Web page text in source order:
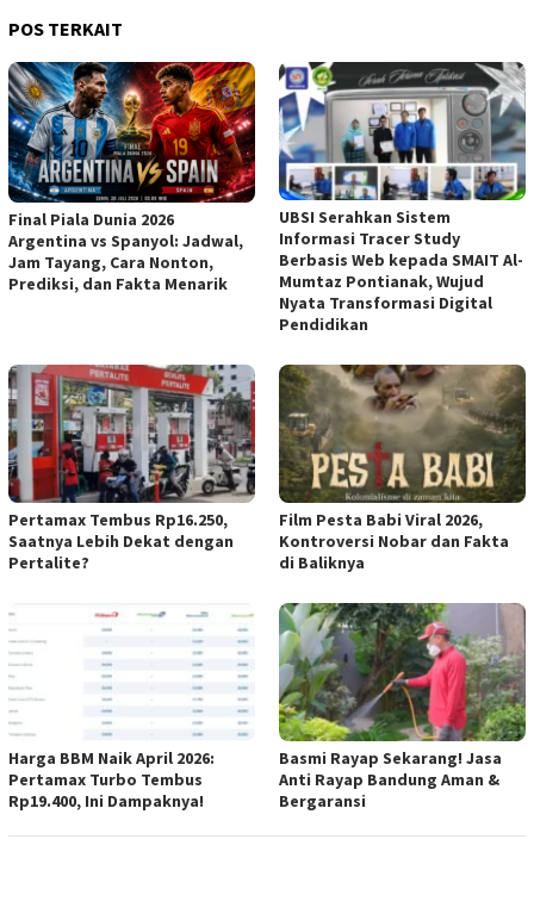
POS TERKAIT
Final Piala Dunia 2026
Argentina vs Spanyol: Jadwal,
Jam Tayang, Cara Nonton,
Prediksi, dan Fakta Menarik
UBSI Serahkan Sistem
Informasi Tracer Study
Berbasis Web kepada SMAIT Al-
Mumtaz Pontianak, Wujud
Nyata Transformasi Digital
Pendidikan
Pertamax Tembus Rp16.250,
Saatnya Lebih Dekat dengan
Pertalite?
Film Pesta Babi Viral 2026,
Kontroversi Nobar dan Fakta
di Baliknya
Harga BBM Naik April 2026:
Pertamax Turbo Tembus
Rp19.400, Ini Dampaknya!
Basmi Rayap Sekarang! Jasa
Anti Rayap Bandung Aman &
Bergaransi